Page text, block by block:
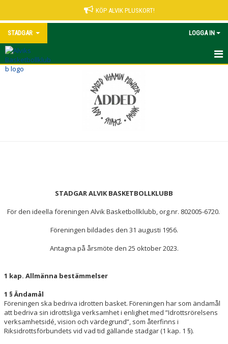
KÖP ALVIK PLUSKORT!
STADGAR LOGGA IN
STADGAR ALVIK BASKET
FÖREDRAGNINGSLISTA ÅRSMÖTE 2025-10-23
STADGAR ALVIK BASKETBOLLKLUBB
För den ideella föreningen Alvik Basketbollklubb, org.nr. 802005-6720.
Föreningen bildades den 31 augusti 1956.
Antagna på årsmöte den 25 oktober 2023.
1 kap. Allmänna bestämmelser
1 § Ändamål
Föreningen ska bedriva idrotten basket. Föreningen har som ändamål
att bedriva sin idrottsliga verksamhet i enlighet med ”Idrottsrörelsens
verksamhetsidé, vision och värdegrund”, som återfinns i
Riksidrottsförbundets vid vad tid gällande stadgar (1 kap. 1 §).